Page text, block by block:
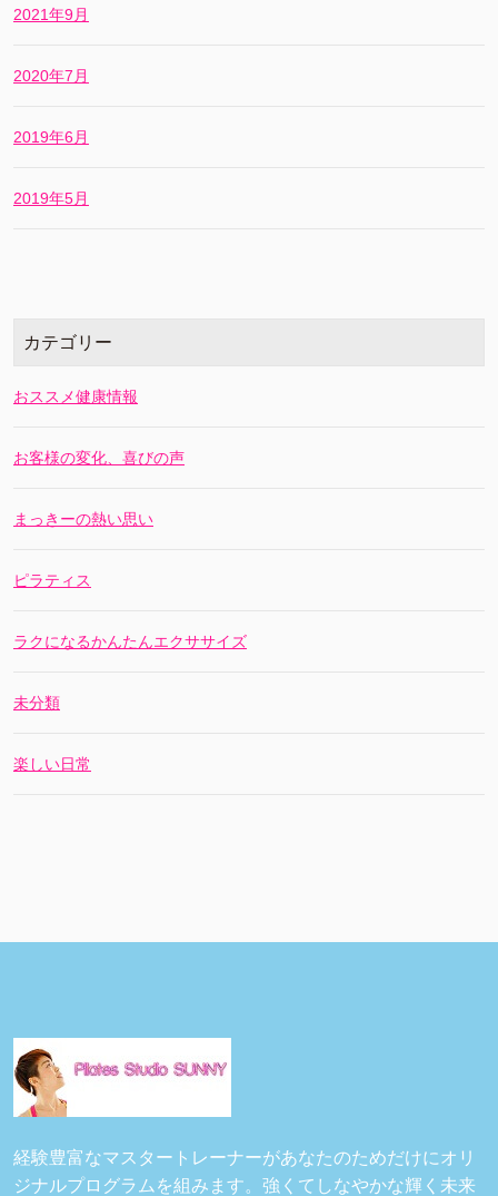
2021年9月
2020年7月
2019年6月
2019年5月
カテゴリー
おススメ健康情報
お客様の変化、喜びの声
まっきーの熱い思い
ピラティス
ラクになるかんたんエクササイズ
未分類
楽しい日常
経験豊富なマスタートレーナーがあなたのためだけにオリ
ジナルプログラムを組みます。強くてしなやかな輝く未来